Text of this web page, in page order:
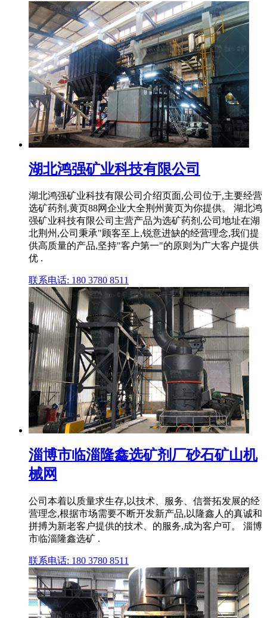
湖北鸿强矿业科技有限公司
湖北鸿强矿业科技有限公司介绍页面,公司位于,主要经营
选矿药剂,黄页88网企业大全荆州黄页为你提供。 湖北鸿
强矿业科技有限公司主营产品为选矿药剂,公司地址在湖
北荆州,公司秉承"顾客至上,锐意进缺的经营理念,我们提
供高质量的产品,坚持"客户第一"的原则为广大客户提供
优 .
联系电话: 180 3780 8511
淄博市临淄隆鑫选矿剂厂砂石矿山机
械网
公司本着以质量求生存,以技术、服务、信誉拓发展的经
营理念,根据市场需要不断开发新产品,以隆鑫人的真诚和
拼搏为新老客户提供的技术、的服务,成为客户可。 淄博
市临淄隆鑫选矿 .
联系电话: 180 3780 8511